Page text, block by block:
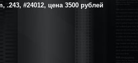
#24012, цена 3500 рублей